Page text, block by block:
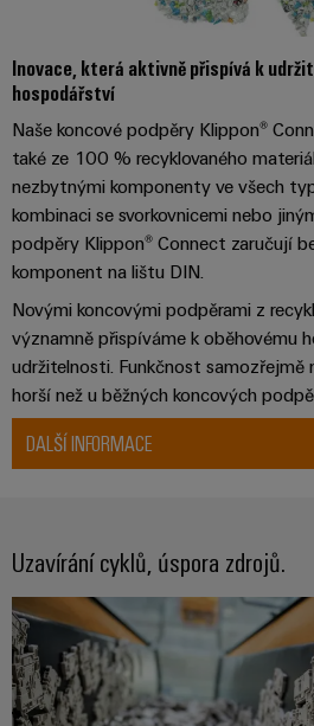
Stavba
Komplexní
spoje
pro
námořní
průmysl
Strojní
zařízení
Řešení
různá
odvětví
strojové
a
tovární
automatizace
Tradiční
osvědčené
výroby
energie
Ukládání
energie
Řešení
a
Průmyslový
věcí
Průmyslová
bezpečnost
Platforma
průmyslových
služeb
easyConnect
Řídicí
systém
elektrárny
Konektory
PCB
a
svorkovnice
PCB
Automatizace
a software
Řídicí
jednotky
I/O
Systémy
Průmyslový
Ethernet
Dotykové
panely
a vizualizační
nástroje
Měření
energie
Weidmüller
OCI
rozhraní
Rozhraní
EDI
NAVŠTIVTE
PŘEHLED
a
veletrhy
Globální
veletrhy
a
akce
Digital
Experience
Český
virtuální
stánek
IoT
Inovace, která aktivně přispívá k
hospodářství
Naše koncové podpěry Klippon®
také ze 100 % recyklovaného
nezbytnými komponenty ve všech
kombinaci se svorkovnicemi nebo
podpěry Klippon® Connect zaručují
komponent na lištu DIN.
Novými koncovými podpěrami z
významně přispíváme k oběhovému
udržitelnosti. Funkčnost samozřejmě
horší než u běžných koncových
DALŠÍ INFORMACE
Uzavírání cyklů, úspora zdrojů.